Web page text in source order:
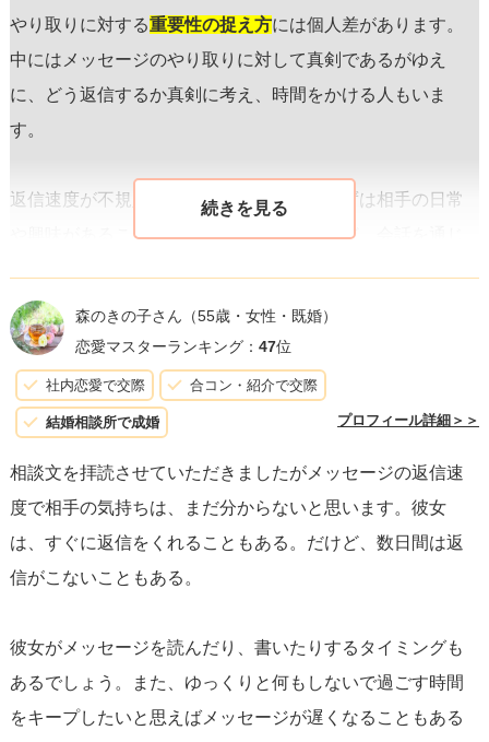
やり取りに対する重要性の捉え方には個人差があります。
中にはメッセージのやり取りに対して真剣であるがゆえ
に、どう返信するか真剣に考え、時間をかける人もいま
す。
返信速度が不規則であることに関して、まずは相手の日常
や興味があること、忙しい時期かどうかなど、会話を通じ
です。これにより、相手の行動パターンやメッセージへの
対応に対しても理解が深まります。
また、自分の感情や思考をオープンにする
ことも有効で
す。「メッセージのやり取りがとても楽しいです。返信を
待つ時間もわくわくしています」といった、ポジティブな
感情を伝えることで、相手も安心して自分のペースで返信
しやすくなるかもしれません。
は、直接的にでもやんわりとした形で確認するのも一つの
方法 です。理解と共感を示しつつ、「私たちのメッセージ
のやり取りをどう思いますか？」といった形で聞くこと
森のきの子さん （55歳・女性・既婚）
恋愛マスターランキング： 47位
社内恋愛で交際 合コン・紹介で交際
結婚相談所で成婚 プロフィール詳細＞＞
相談文を拝読させていただきましたがメッセージの返信速
度で相手の気持ちは、まだ分からないと思います。彼女
は、すぐに返信をくれることもある。だけど、数日間は返
信がこないこともある。
彼女がメッセージを読んだり、書いたりするタイミングも
あるでしょう。また、ゆっくりと何もしないで過ごす時間
をキープしたいと思えばメッセージが遅くなることもある